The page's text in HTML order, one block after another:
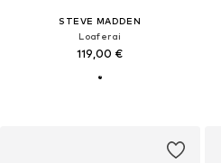
STEVE MADDEN
Loaferai
119,00 €